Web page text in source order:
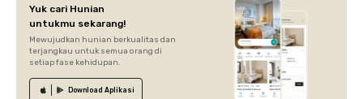
Yuk cari Hunian
untukmu sekarang!
Mewujudkan hunian berkualitas dan
terjangkau untuk semua orang di
setiap fase kehidupan.
Download Aplikasi